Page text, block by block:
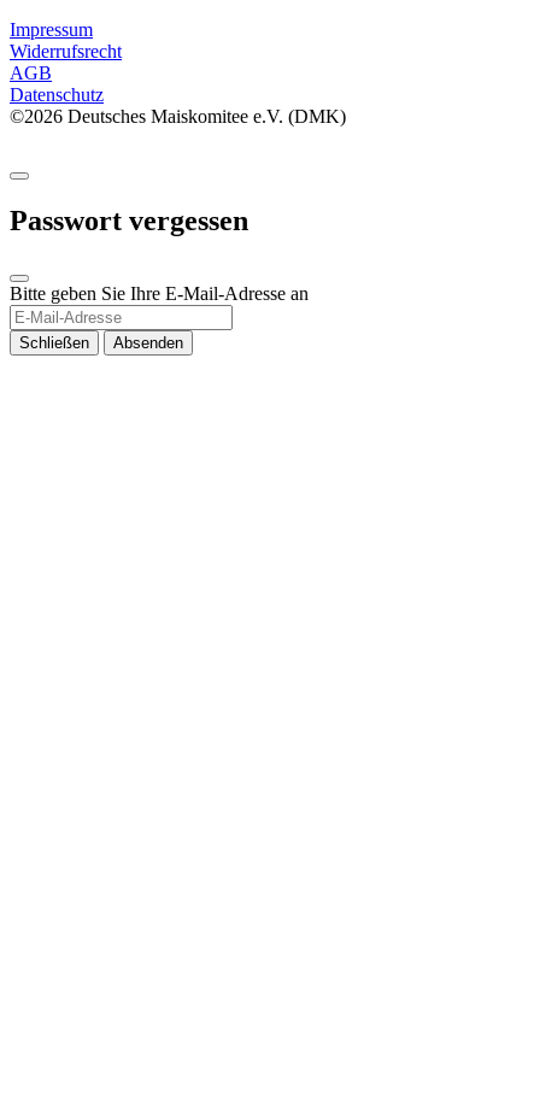
Impressum
Widerrufsrecht
AGB
Datenschutz
©2026 Deutsches Maiskomitee e.V. (DMK)
Passwort vergessen
Bitte geben Sie Ihre E-Mail-Adresse an
Schließen Absenden